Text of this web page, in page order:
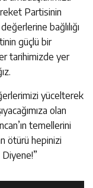
Partisinin
bağlılığı
güçlü bir
tarihimizde yer
yücelterek
olan
temellerini
ötürü hepinizi